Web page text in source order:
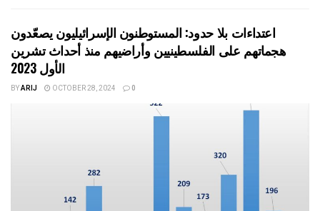
اعتداءات بلا حدود: المستوطنون الإسرائيليون يصعّدون
هجماتهم على الفلسطينيين وأراضيهم منذ أحداث تشرين
الأول 2023
BYARIJ OCTOBER 28, 2024 0